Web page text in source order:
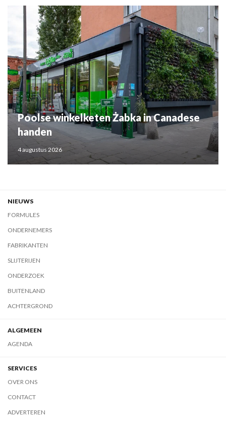
Poolse winkelketen Żabka in Canadese
handen
4 augustus 2026
NIEUWS
FORMULES
ONDERNEMERS
FABRIKANTEN
SLIJTERIJEN
ONDERZOEK
BUITENLAND
ACHTERGROND
ALGEMEEN
AGENDA
SERVICES
OVER ONS
CONTACT
ADVERTEREN